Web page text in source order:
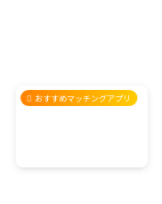
おすすめマッチングアプリ